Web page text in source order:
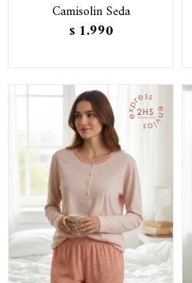
Camisolin Seda
$ 1.990